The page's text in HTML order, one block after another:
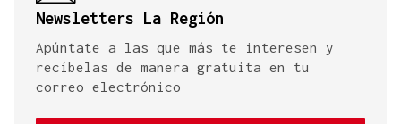
Newsletters La Región
Apúntate a las que más te interesen y
recíbelas de manera gratuita en tu
correo electrónico